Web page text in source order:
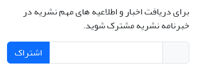
برای دریافت اخبار و اطلاعیه های مهم نشریه در
خبرنامه نشریه مشترک شوید.
اشتراک